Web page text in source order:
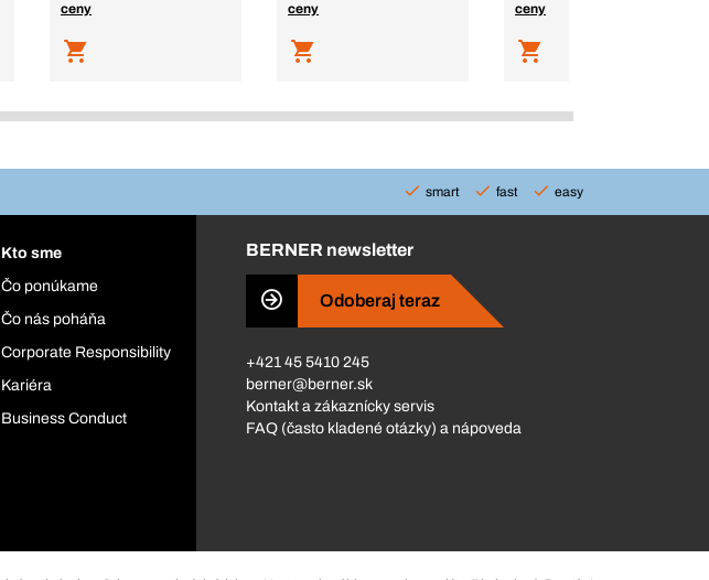
ceny
ceny
ceny
smart fast easy
Kto sme
Čo ponúkame
Čo nás poháňa
Corporate Responsibility
Kariéra
Business Conduct
BERNER newsletter
Odoberaj teraz
+421 45 5410 245
berner@berner.sk
Kontakt a zákaznícky servis
FAQ (často kladené otázky) a nápoveda